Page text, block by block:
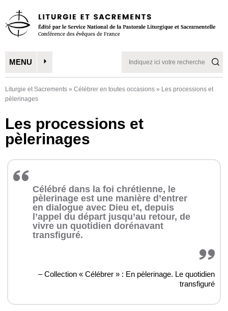
MENU
Liturgie et Sacrements » Célébrer en toutes occasions » Les processions et
pèlerinages
Les processions et
pèlerinages
Célébré dans la foi chrétienne, le
pèlerinage est une manière d’entrer
en dialogue avec Dieu et, depuis
l’appel du départ jusqu’au retour, de
vivre un quotidien dorénavant
transfiguré.
– Collection « Célébrer » : En pèlerinage. Le quotidien
transfiguré